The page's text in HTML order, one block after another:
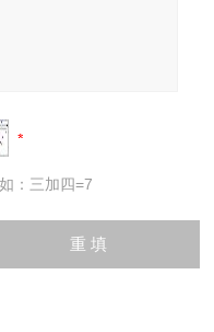
：三加四=7